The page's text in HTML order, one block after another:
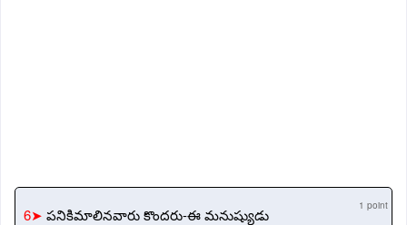
6➤ పనికిమాలినవారు కొందరు-ఈ మనుష్యుడు
1 point